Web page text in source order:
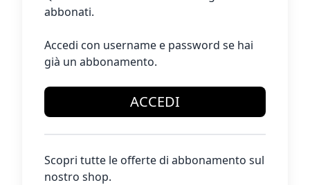
abbonati.
Accedi con username e password se hai
già un abbonamento.
ACCEDI
Scopri tutte le offerte di abbonamento sul
nostro shop.